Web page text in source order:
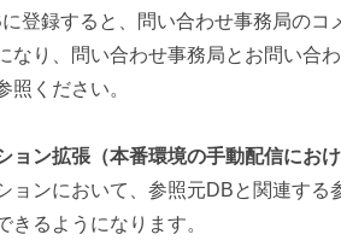
に登録すると、問い合わせ事務局の
なり、問い合わせ事務局とお問い合
照ください。
ョン拡張（本番環境の手動配信にお
ョンにおいて、参照元DBと関連す
きるようになります。